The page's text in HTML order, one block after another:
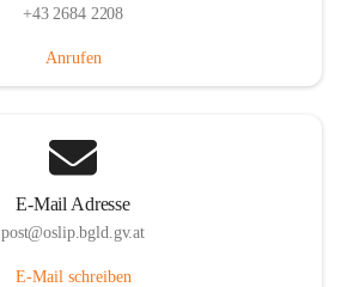
+43 2684 2208
Anrufen
E-Mail Adresse
post@oslip.bgld.gv.at
E-Mail schreiben